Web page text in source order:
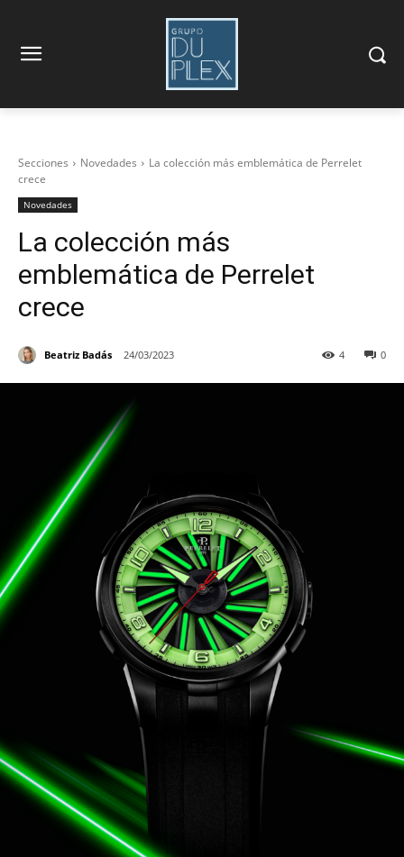
Secciones Novedades
La colección más emblemática de Perrelet
crece
Novedades
La colección más
emblemática de Perrelet
crece
Beatriz Badás 24/03/2023 0
4